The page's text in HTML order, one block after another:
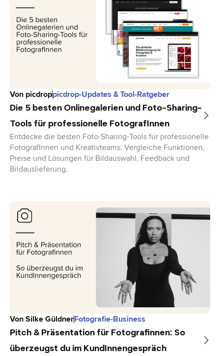
Von picdroppicdrop-Updates & Tool-Ratgeber
Die 5 besten Onlinegalerien und Foto-Sharing-
Tools für professionelle FotografInnen
Entdecke die besten Foto-Sharing-Tools für professionelle
FotografInnen und Kreativteams. Vergleiche Funktionen,
Preise und Lösungen für Bildauswahl, Feedback und
Bildauslieferung.
Von Silke GüldnerFotografie-Business
Pitch & Präsentation für Fotografinnen: So
überzeugst du im KundInnengespräch